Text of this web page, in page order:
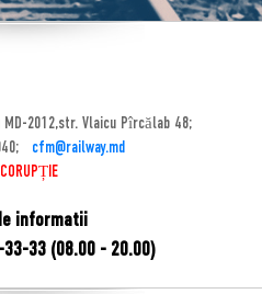
MD-2012,str. Vlaicu Pîrcălab 48;
cfm@railway.md
informatii
33 (08.00 - 20.00)